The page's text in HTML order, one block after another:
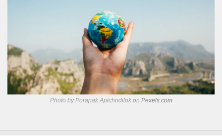
Photo by Porapak Apichodilok on Pexels.com